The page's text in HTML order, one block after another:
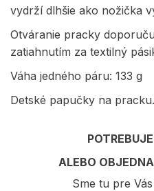
vydrží dlhšie ako nožička
Otváranie pracky
zatiahnutím za textilný
Váha jedného páru: 133 g
Detské papučky na pracku.
ALEBO
Sme tu pre